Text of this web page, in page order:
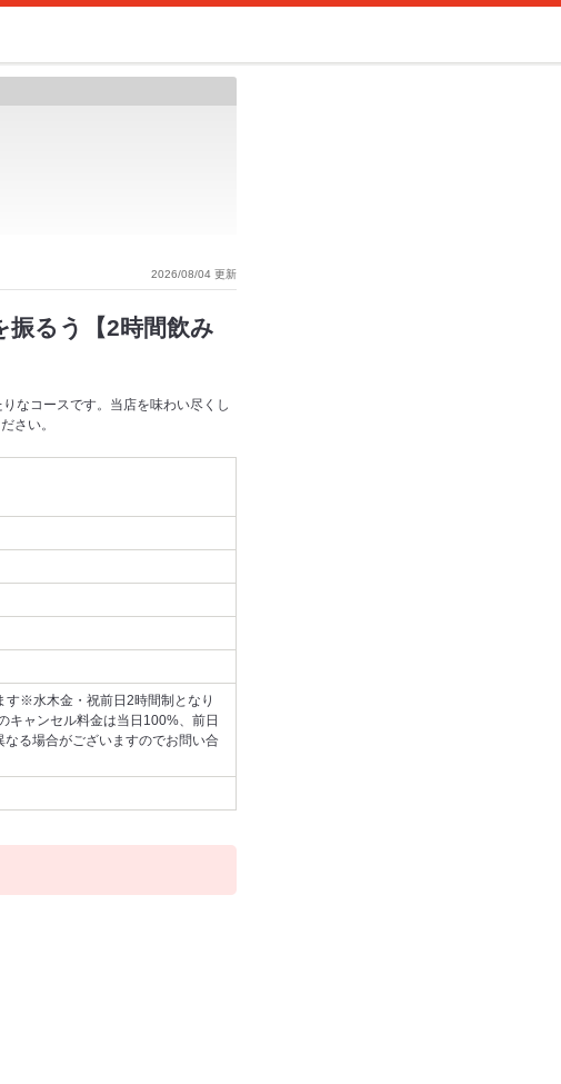
2026/08/04 更新
振るう【2時間飲み
なコースです。当店を味わい尽くし
さい。
※水木金・祝前日2時間制となり
キャンセル料金は当日100%、前日
る場合がございますのでお問い合